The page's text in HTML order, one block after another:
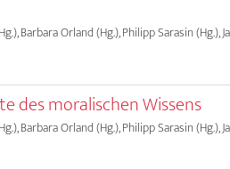
Barbara Orland (Hg.), Philipp Sarasin (Hg.),
des moralischen Wissens
Barbara Orland (Hg.), Philipp Sarasin (Hg.),